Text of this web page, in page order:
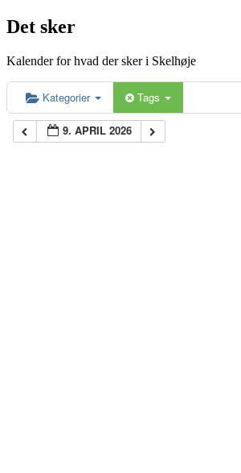
Det sker
Kalender for hvad der sker i Skelhøje
Kategorier Tags
9. APRIL 2026